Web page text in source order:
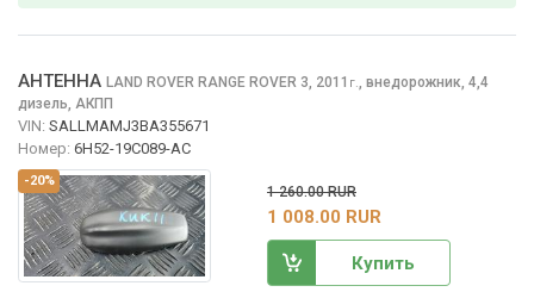
-20%
АНТЕННА LAND ROVER RANGE ROVER 3, 2011 г., внедорожник, 4,4
дизель, АКПП
VIN: SALLMAMJ3BA355671
Номер: 6H52-19C089-AC
1 260.00 RUR
1 008.00 RUR
Купить